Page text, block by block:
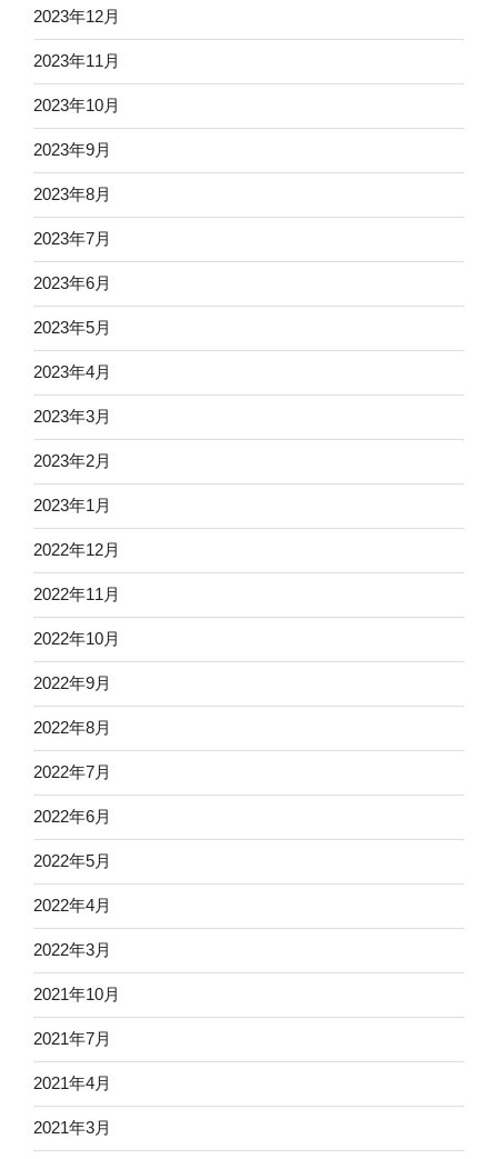
2023年12月
2023年11月
2023年10月
2023年9月
2023年8月
2023年7月
2023年6月
2023年5月
2023年4月
2023年3月
2023年2月
2023年1月
2022年12月
2022年11月
2022年10月
2022年9月
2022年8月
2022年7月
2022年6月
2022年5月
2022年4月
2022年3月
2021年10月
2021年7月
2021年4月
2021年3月